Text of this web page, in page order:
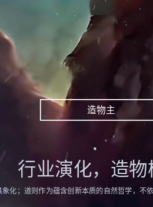
行业演化，造物
化；道则作为蕴含创新本质的自然哲学，不
造物主